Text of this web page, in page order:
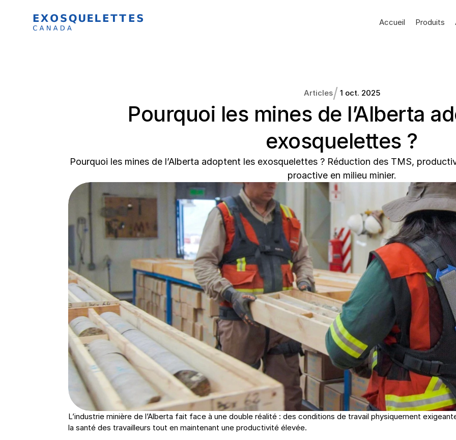
Accueil Produits
Articles/ 1 oct. 2025
Pourquoi les mines de l’Alberta
exosquelettes ?
Pourquoi les mines de l’Alberta adoptent les exosquelettes ? Réduction des TMS,
proactive en milieu minier.
L’industrie minière de l’Alberta fait face à une double réalité : des conditions de travail physiquement
la santé des travailleurs tout en maintenant une productivité élevée.